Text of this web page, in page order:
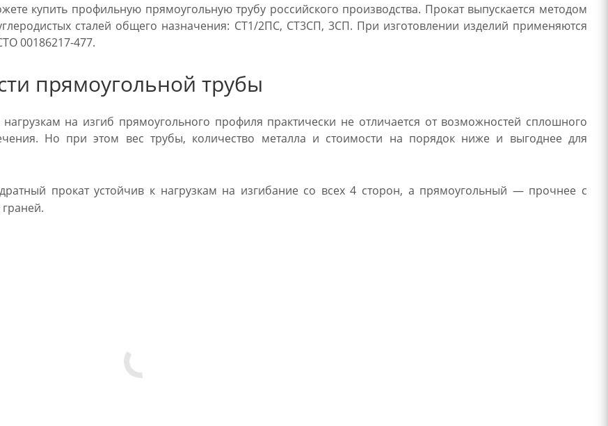
купить профильную прямоугольную трубу российского производства. Прокат выпускается методом
сталей общего назначения: СТ1/2ПС, СТ3СП, 3СП. При изготовлении изделий применяются
00186217-477.
прямоугольной трубы
нагрузкам на изгиб прямоугольного профиля практически не отличается от возможностей сплошного
Но при этом вес трубы, количество металла и стоимости на порядок ниже и выгоднее для
прокат устойчив к нагрузкам на изгибание со всех 4 сторон, а прямоугольный — прочнее с